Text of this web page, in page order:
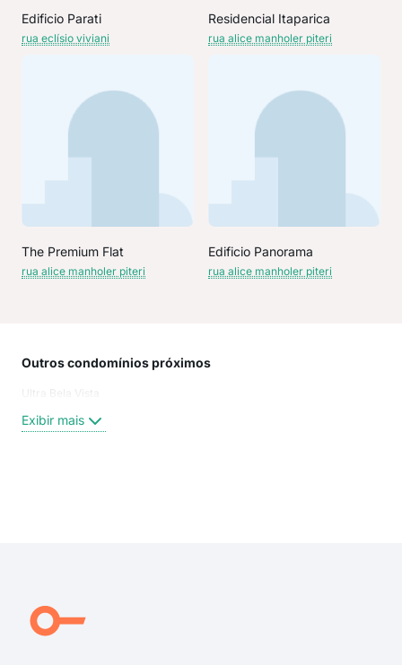
Edificio Parati
rua eclísio viviani
Residencial Itaparica
rua alice manholer piteri
The Premium Flat
rua alice manholer piteri
Edificio Panorama
rua alice manholer piteri
Outros condomínios próximos
Ultra Bela Vista
Exibir mais